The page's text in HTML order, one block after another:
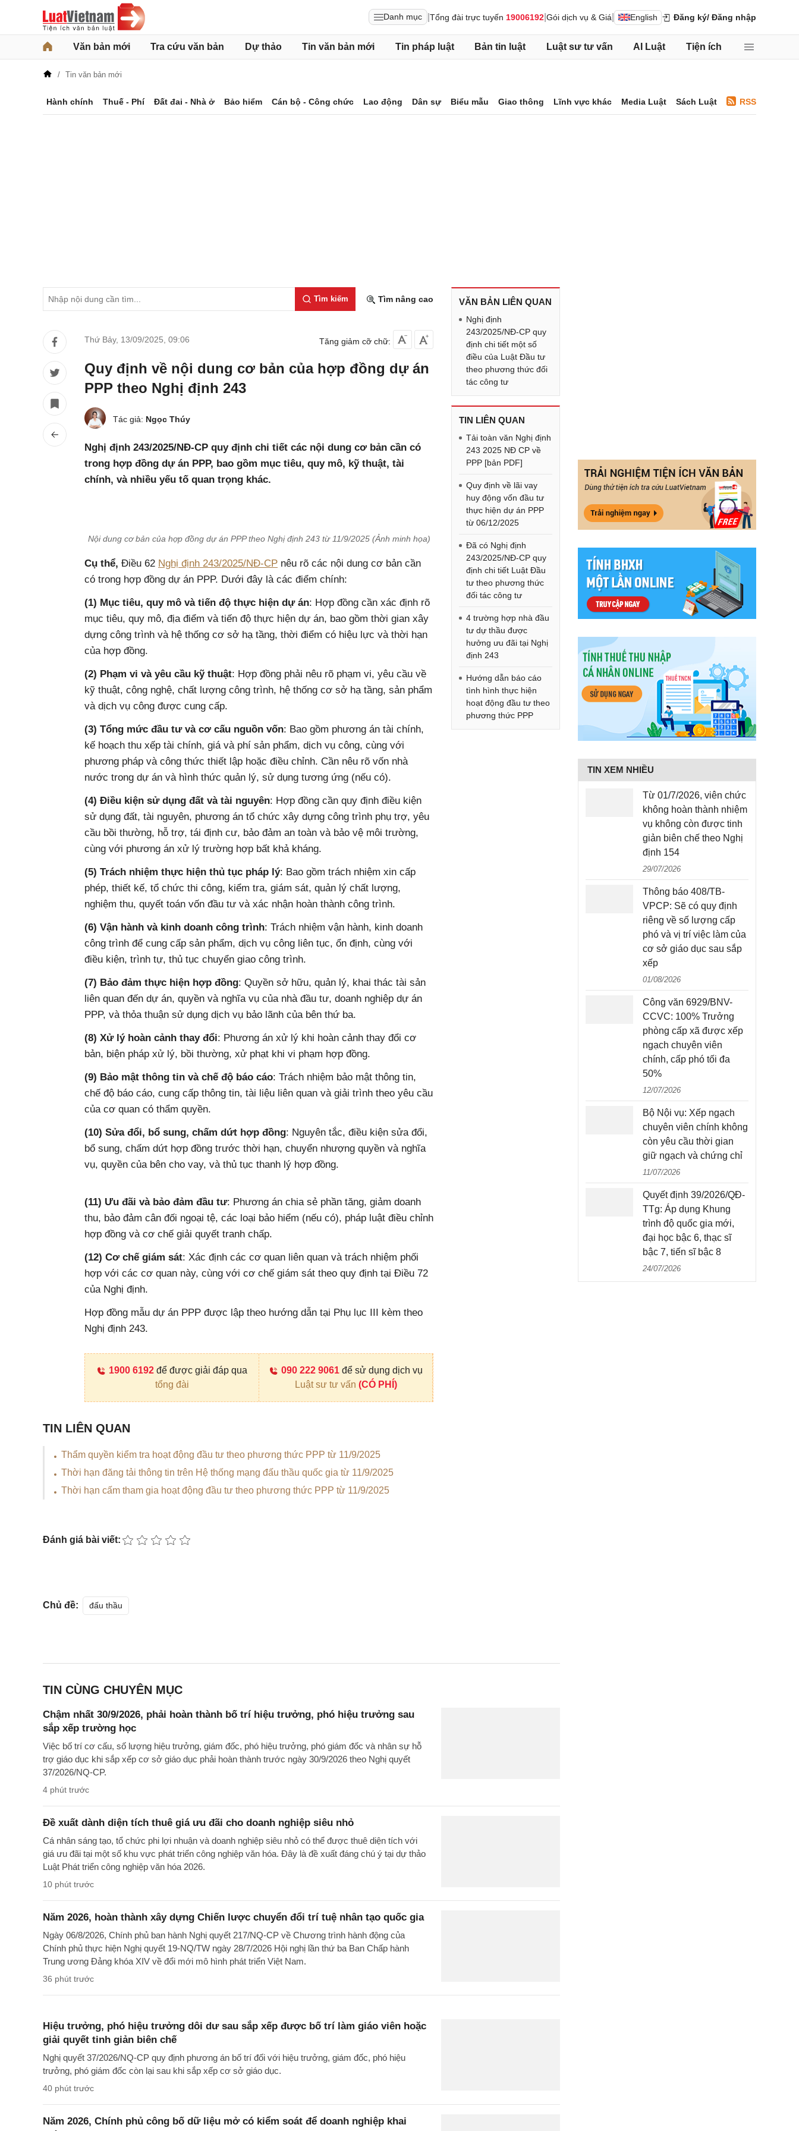
Danh mục Tổng đài trực tuyến 19006192 Gói dịch vụ & Giá English Đăng ký/ Đăng nhập
Văn bản mới Tra cứu văn bản Dự thảo Tin văn bản mới Tin pháp luật Bản tin luật Luật sư tư vấn AI Luật Tiện ích
Tin văn bản mới
Hành chính Thuế - Phí Đất đai - Nhà ở Bảo hiểm Cán bộ - Công chức Lao động Dân sự Biểu mẫu Giao thông Lĩnh vực khác Media Luật Sách Luật RSS
Tìm kiếm Tìm nâng cao
Thứ Bảy, 13/09/2025 09:06 Tăng giảm cỡ chữ:
Quy định về nội dung cơ bản của hợp đồng dự án
PPP theo Nghị định 243
Tác giả: Ngọc Thúy
Nghị định 243/2025/NĐ-CP quy định chi tiết các nội dung cơ bản cần có
trong hợp đồng dự án PPP, bao gồm mục tiêu, quy mô, kỹ thuật, tài
chính, và nhiều yếu tố quan trọng khác.
Nội dung cơ bản của hợp đồng dự án PPP theo Nghị định 243 từ 11/9/2025 (Ảnh minh họa)
Cụ thể, Điều 62 Nghị định 243/2025/NĐ-CP nêu rõ các nội dung cơ bản cần
có trong hợp đồng dự án PPP. Dưới đây là các điểm chính:
(1) Mục tiêu, quy mô và tiến độ thực hiện dự án: Hợp đồng cần xác định rõ
mục tiêu, quy mô, địa điểm và tiến độ thực hiện dự án, bao gồm thời gian xây
dựng công trình và hệ thống cơ sở hạ tầng, thời điểm có hiệu lực và thời hạn
của hợp đồng.
(2) Phạm vi và yêu cầu kỹ thuật: Hợp đồng phải nêu rõ phạm vi, yêu cầu về
kỹ thuật, công nghệ, chất lượng công trình, hệ thống cơ sở hạ tầng, sản phẩm
và dịch vụ công được cung cấp.
(3) Tổng mức đầu tư và cơ cấu nguồn vốn: Bao gồm phương án tài chính,
kế hoạch thu xếp tài chính, giá và phí sản phẩm, dịch vụ công, cùng với
phương pháp và công thức thiết lập hoặc điều chỉnh. Cần nêu rõ vốn nhà
nước trong dự án và hình thức quản lý, sử dụng tương ứng (nếu có).
(4) Điều kiện sử dụng đất và tài nguyên: Hợp đồng cần quy định điều kiện
sử dụng đất, tài nguyên, phương án tổ chức xây dựng công trình phụ trợ, yêu
cầu bồi thường, hỗ trợ, tái định cư, bảo đảm an toàn và bảo vệ môi trường,
cùng với phương án xử lý trường hợp bất khả kháng.
(5) Trách nhiệm thực hiện thủ tục pháp lý: Bao gồm trách nhiệm xin cấp
phép, thiết kế, tổ chức thi công, kiểm tra, giám sát, quản lý chất lượng,
nghiệm thu, quyết toán vốn đầu tư và xác nhận hoàn thành công trình.
(6) Vận hành và kinh doanh công trình: Trách nhiệm vận hành, kinh doanh
công trình để cung cấp sản phẩm, dịch vụ công liên tục, ổn định, cùng với
điều kiện, trình tự, thủ tục chuyển giao công trình.
(7) Bảo đảm thực hiện hợp đồng: Quyền sở hữu, quản lý, khai thác tài sản
liên quan đến dự án, quyền và nghĩa vụ của nhà đầu tư, doanh nghiệp dự án
PPP, và thỏa thuận sử dụng dịch vụ bảo lãnh của bên thứ ba.
(8) Xử lý hoàn cảnh thay đổi: Phương án xử lý khi hoàn cảnh thay đổi cơ
bản, biện pháp xử lý, bồi thường, xử phạt khi vi phạm hợp đồng.
(9) Bảo mật thông tin và chế độ báo cáo: Trách nhiệm bảo mật thông tin,
chế độ báo cáo, cung cấp thông tin, tài liệu liên quan và giải trình theo yêu cầu
của cơ quan có thẩm quyền.
(10) Sửa đổi, bổ sung, chấm dứt hợp đồng: Nguyên tắc, điều kiện sửa đổi,
bổ sung, chấm dứt hợp đồng trước thời hạn, chuyển nhượng quyền và nghĩa
vụ, quyền của bên cho vay, và thủ tục thanh lý hợp đồng.
(11) Ưu đãi và bảo đảm đầu tư: Phương án chia sẻ phần tăng, giảm doanh
thu, bảo đảm cân đối ngoại tệ, các loại bảo hiểm (nếu có), pháp luật điều chỉnh
hợp đồng và cơ chế giải quyết tranh chấp.
(12) Cơ chế giám sát: Xác định các cơ quan liên quan và trách nhiệm phối
hợp với các cơ quan này, cùng với cơ chế giám sát theo quy định tại Điều 72
của Nghị định.
Hợp đồng mẫu dự án PPP được lập theo hướng dẫn tại Phụ lục III kèm theo
Nghị định 243.
1900 6192 để được giải đáp qua
tổng đài
090 222 9061 để sử dụng dịch vụ
Luật sư tư vấn (CÓ PHÍ)
TIN LIÊN QUAN
Thẩm quyền kiểm tra hoạt động đầu tư theo phương thức PPP từ 11/9/2025
Thời hạn đăng tải thông tin trên Hệ thống mạng đấu thầu quốc gia từ 11/9/2025
Thời hạn cấm tham gia hoạt động đầu tư theo phương thức PPP từ 11/9/2025
Đánh giá bài viết:
Chủ đề: đấu thầu
VĂN BẢN LIÊN QUAN
Nghị định
243/2025/NĐ-CP quy
định chi tiết một số
điều của Luật Đầu tư
theo phương thức đối
tác công tư
TIN LIÊN QUAN
Tải toàn văn Nghị định
243 2025 NĐ CP về
PPP [bản PDF]
Quy định về lãi vay
huy động vốn đầu tư
thực hiện dự án PPP
từ 06/12/2025
Đã có Nghị định
243/2025/NĐ-CP quy
định chi tiết Luật Đầu
tư theo phương thức
đối tác công tư
4 trường hợp nhà đầu
tư dự thầu được
hưởng ưu đãi tại Nghị
định 243
Hướng dẫn báo cáo
tình hình thực hiện
hoạt động đầu tư theo
phương thức PPP
TIN CÙNG CHUYÊN MỤC
Chậm nhất 30/9/2026, phải hoàn thành bố trí hiệu trưởng, phó hiệu trưởng sau
sắp xếp trường học
Việc bố trí cơ cấu, số lượng hiệu trưởng, giám đốc, phó hiệu trưởng, phó giám đốc và nhân sự hỗ
trợ giáo dục khi sắp xếp cơ sở giáo dục phải hoàn thành trước ngày 30/9/2026 theo Nghị quyết
37/2026/NQ-CP.
4 phút trước
Đề xuất dành diện tích thuê giá ưu đãi cho doanh nghiệp siêu nhỏ
Cá nhân sáng tạo, tổ chức phi lợi nhuận và doanh nghiệp siêu nhỏ có thể được thuê diện tích với
giá ưu đãi tại một số khu vực phát triển công nghiệp văn hóa. Đây là đề xuất đáng chú ý tại dự thảo
Luật Phát triển công nghiệp văn hóa 2026.
10 phút trước
Năm 2026, hoàn thành xây dựng Chiến lược chuyển đổi trí tuệ nhân tạo quốc gia
Ngày 06/8/2026, Chính phủ ban hành Nghị quyết 217/NQ-CP về Chương trình hành động của
Chính phủ thực hiện Nghị quyết 19-NQ/TW ngày 28/7/2026 Hội nghị lần thứ ba Ban Chấp hành
Trung ương Đảng khóa XIV về đổi mới mô hình phát triển Việt Nam.
36 phút trước
Hiệu trưởng, phó hiệu trưởng dôi dư sau sắp xếp được bố trí làm giáo viên hoặc
giải quyết tinh giản biên chế
Nghị quyết 37/2026/NQ-CP quy định phương án bố trí đối với hiệu trưởng, giám đốc, phó hiệu
trưởng, phó giám đốc còn lại sau khi sắp xếp cơ sở giáo dục.
40 phút trước
Năm 2026, Chính phủ công bố dữ liệu mở có kiểm soát để doanh nghiệp khai
TIN XEM NHIỀU
Từ 01/7/2026, viên chức
không hoàn thành nhiệm
vụ không còn được tinh
giản biên chế theo Nghị
định 154
29/07/2026
Thông báo 408/TB-
VPCP: Sẽ có quy định
riêng về số lượng cấp
phó và vị trí việc làm của
cơ sở giáo dục sau sắp
xếp
01/08/2026
Công văn 6929/BNV-
CCVC: 100% Trưởng
phòng cấp xã được xếp
ngạch chuyên viên
chính, cấp phó tối đa
50%
12/07/2026
Bộ Nội vụ: Xếp ngạch
chuyên viên chính không
còn yêu cầu thời gian
giữ ngạch và chứng chỉ
11/07/2026
Quyết định 39/2026/QĐ-
TTg: Áp dụng Khung
trình độ quốc gia mới,
đại học bậc 6, thạc sĩ
bậc 7, tiến sĩ bậc 8
24/07/2026